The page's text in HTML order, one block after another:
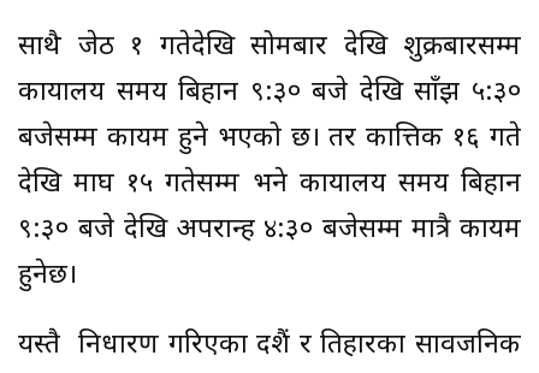
साथै जेठ १ गतेदेखि सोमबार देखि शुक्रबारसम्म
कार्यालय समय बिहान ९:३० बजे देखि साँझ ५:३०
बजेसम्म कायम हुने भएको छ। तर कात्तिक १६ गते
देखि माघ १५ गतेसम्म भने कार्यालय समय बिहान
९:३० बजे देखि अपरान्ह ४:३० बजेसम्म मात्रै कायम
हुनेछ।
यस्तै निर्धारण गरिएका दशैं र तिहारका सार्वजनिक